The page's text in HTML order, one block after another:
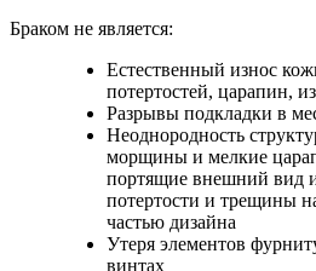
Браком не является:
Естественный износ
потертостей, царапин,
Разрывы подкладки в
Неоднородность
морщины и мелкие
портящие внешний вид
потертости и трещины
частью дизайна
Утеря элементов
винтах